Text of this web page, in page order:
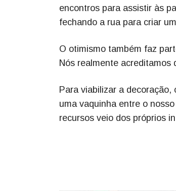
encontros para assistir às
fechando a rua para criar
O otimismo também faz
Nós realmente
Para viabilizar a
uma vaquinha entre o
recursos veio dos próprios